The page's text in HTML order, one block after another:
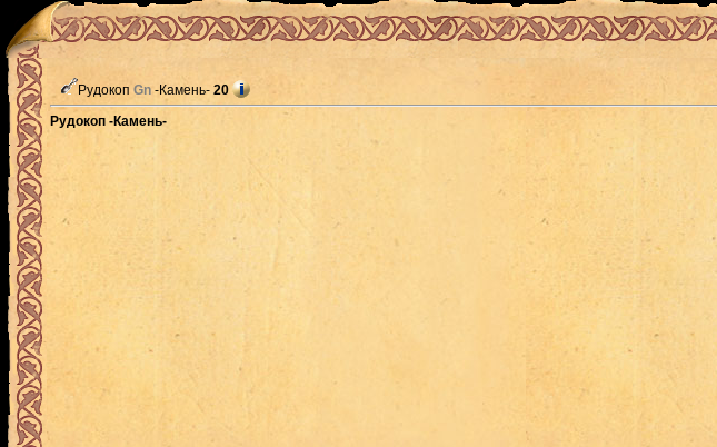
Рудокоп Gn -Камень- 20
Рудокоп -Камень-